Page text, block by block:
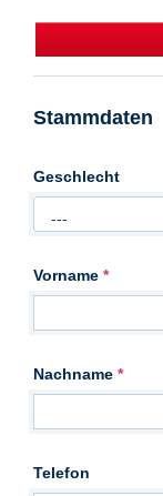
Stammdaten
Geschlecht
---
Vorname *
Nachname *
Telefon